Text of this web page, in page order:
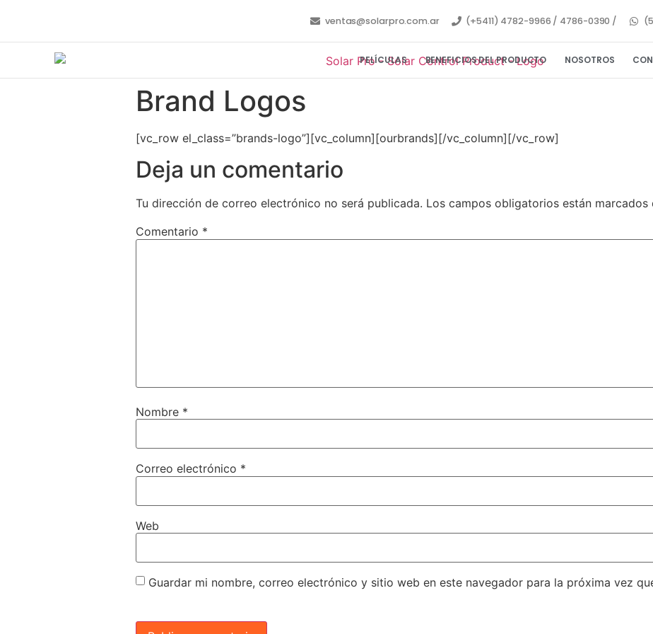
ventas@solarpro.com.ar (+5411) 4782-9966 / 4786-0390 /
PELÍCULAS BENEFICIOS DEL PRODUCTO NOSOTROS
Brand Logos
[vc_row el_class=”brands-logo”][vc_column][ourbrands][/vc_column][/vc_row]
Deja un comentario
Tu dirección de correo electrónico no será publicada. Los campos obligatorios están marcados
Comentario *
Nombre *
Correo electrónico *
Web
Guardar mi nombre, correo electrónico y sitio web en este navegador para la próxima vez